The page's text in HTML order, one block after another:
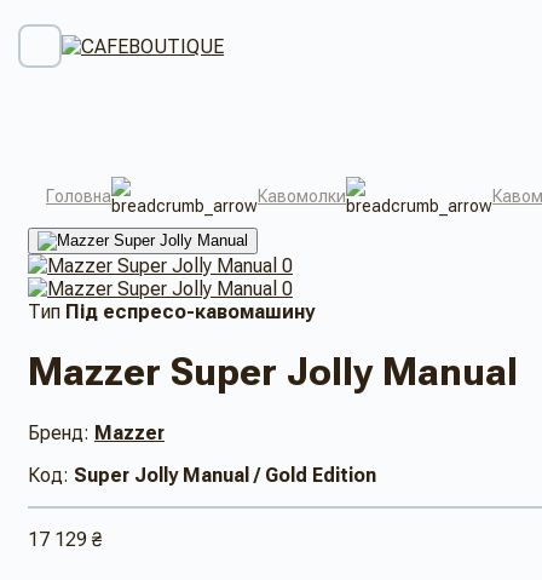
Головна Кавомолки
Тип Під еспресо-кавомашину
Mazzer Super Jolly Manual
Бренд: Mazzer
Код: Super Jolly Manual / Gold Edition
17 129 ₴